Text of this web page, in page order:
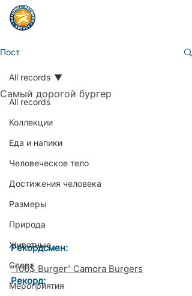
Пост
All records
Коллекции
Еда и напики
Человеческое тело
Достижения человека
Размеры
Природа
Животные
Спорт
Мероприятия
All records
Самый дорогой бургер
Рекордсмен:
”100$ Burger” Camora Burgers
Рекорд: